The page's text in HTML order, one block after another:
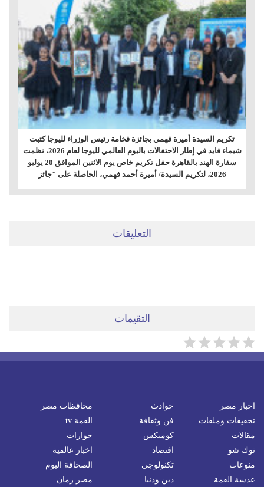
تكريم السيدة أميرة فهمي بجائزة فخامة رئيس الوزراء لليوجا كتبت
شيماء فايد في إطار الاحتفالات باليوم العالمي لليوجا لعام 2026، نظمت
سفارة الهند بالقاهرة حفل تكريم خاص يوم الاثنين الموافق 20 يوليو
2026، لتكريم السيدة/ أميرة أحمد فهمي، الحاصلة على "جائز
التعليقات
التقيمات
اخبار مصر حوادث
محافظات مصر
تحقيقات وملفات
فن وثقافة
القمة tv
مقالات
كوميكس
حوارات
توك شو
اقتصاد
اخبار عالمية
منوعات
تكنولوجى
الصحافة اليوم
عدسة القمة
دين ودنيا مصر زمان